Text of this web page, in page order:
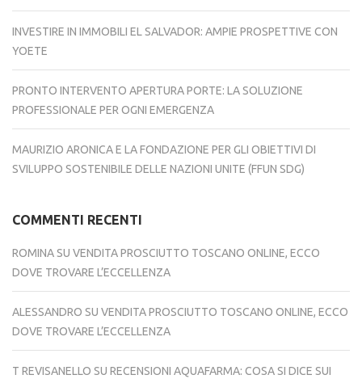
INVESTIRE IN IMMOBILI EL SALVADOR: AMPIE PROSPETTIVE CON
YOETE
PRONTO INTERVENTO APERTURA PORTE: LA SOLUZIONE
PROFESSIONALE PER OGNI EMERGENZA
MAURIZIO ARONICA E LA FONDAZIONE PER GLI OBIETTIVI DI
SVILUPPO SOSTENIBILE DELLE NAZIONI UNITE (FFUN SDG)
COMMENTI RECENTI
ROMINA SU VENDITA PROSCIUTTO TOSCANO ONLINE, ECCO
DOVE TROVARE L’ECCELLENZA
ALESSANDRO SU VENDITA PROSCIUTTO TOSCANO ONLINE, ECCO
DOVE TROVARE L’ECCELLENZA
T REVISANELLO SU RECENSIONI AQUAFARMA: COSA SI DICE SUI